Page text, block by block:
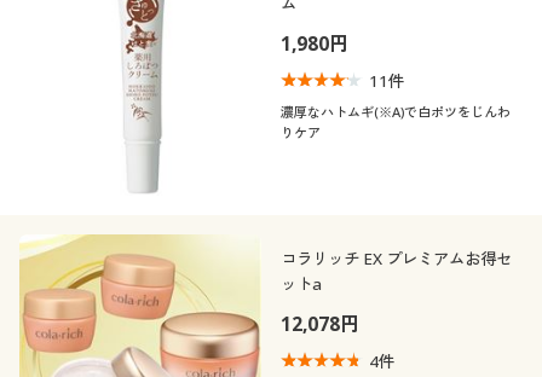
1,980円
11件
濃厚なハトムギ(※A)で白ポツをじんわ
りケア
コラリッチ EX プレミアムお得セ
ットa
12,078円
4件